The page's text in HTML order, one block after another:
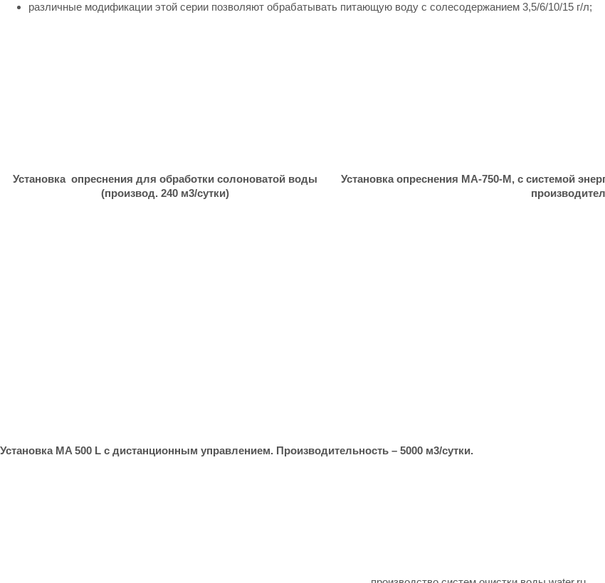
различные модификации этой серии позволяют обрабатывать питающую воду с солесодержанием 3,5/6/10/15 г/л;
Установка опреснения для обработки солоноватой воды
(производ. 240 м3/сутки)
Установка опреснения MA-750-M, с системой
Установка MA 500 L с дистанционным управлением. Производительность – 5000 м3/сутки.